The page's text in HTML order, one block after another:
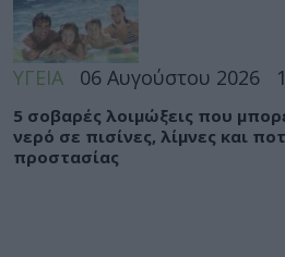
ΥΓΕΙΑ 06 Αυγούστου 2026
5 σοβαρές λοιμώξεις που
νερό σε πισίνες, λίμνες και
προστασίας